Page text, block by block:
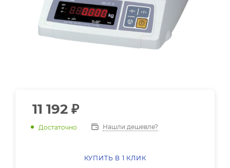
11 192 ₽
Достаточно Нашли дешевле?
КУПИТЬ В 1 КЛИК